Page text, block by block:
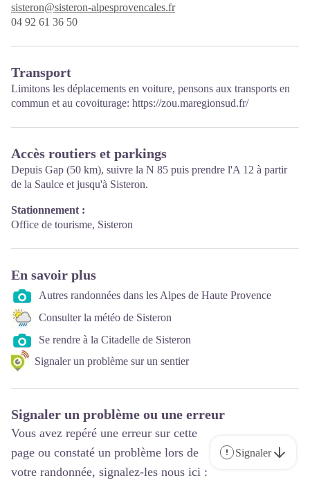
sisteron@sisteron-alpesprovencales.fr
04 92 61 36 50
Transport
Limitons les déplacements en voiture, pensons aux transports en
commun et au covoiturage: https://zou.maregionsud.fr/
Accès routiers et parkings
Depuis Gap (50 km), suivre la N 85 puis prendre l'A 12 à partir
de la Saulce et jusqu'à Sisteron.
Stationnement :
Office de tourisme, Sisteron
En savoir plus
Autres randonnées dans les Alpes de Haute Provence
Consulter la météo de Sisteron
Se rendre à la Citadelle de Sisteron
Signaler un problème sur un sentier
Signaler un problème ou une erreur
Vous avez repéré une erreur sur cette
page ou constaté un problème lors de
votre randonnée, signalez-les nous ici :
Signaler